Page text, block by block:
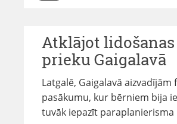
Atklājot lidošanas
prieku Gaigalavā
Latgalē, Gaigalavā aizvadījām
pasākumu, kur bērniem bija
tuvāk iepazīt paraplanierisma